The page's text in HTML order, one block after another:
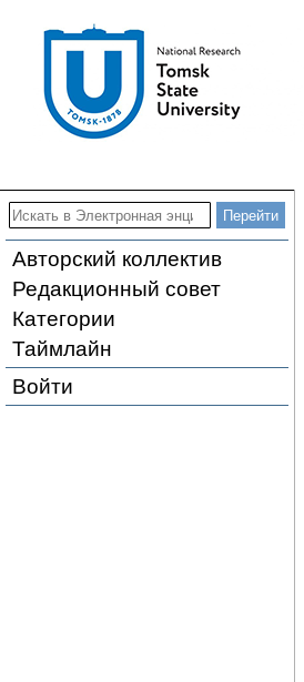
Авторский коллектив
Редакционный совет
Категории
Таймлайн
Войти